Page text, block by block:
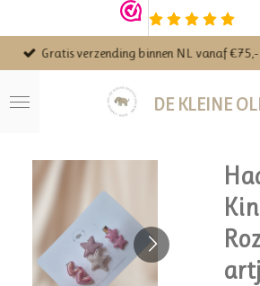
direct
naar
hoofdinhoud
DE KLEINE
Gratis verzending binnen NL vanaf